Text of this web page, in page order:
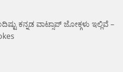
ಕನ್ನಡ ವಾಟ್ಸಾಪ್ ಜೋಕ್ಗಳು ಇಲ್ಲಿವೆ –